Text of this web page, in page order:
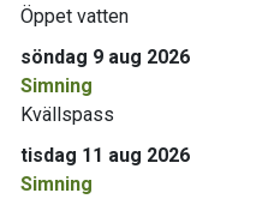
Öppet vatten
söndag 9 aug 2026
Simning
Kvällspass
tisdag 11 aug 2026
Simning